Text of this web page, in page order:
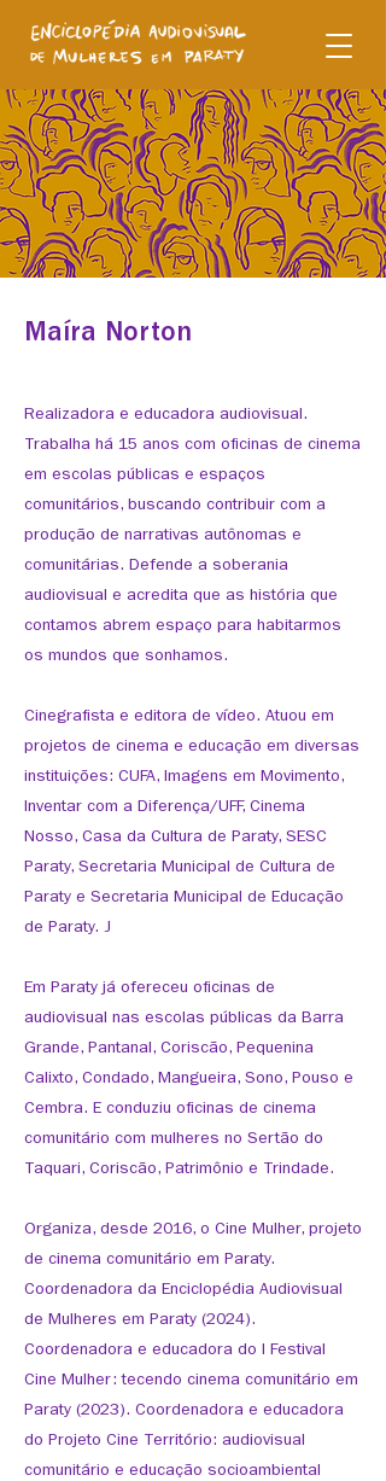
Maíra Norton
Realizadora e educadora audiovisual.
Trabalha há 15 anos com oficinas de cinema
em escolas públicas e espaços
comunitários, buscando contribuir com a
produção de narrativas autônomas e
comunitárias. Defende a soberania
audiovisual e acredita que as história que
contamos abrem espaço para habitarmos
os mundos que sonhamos.
Cinegrafista e editora de vídeo. Atuou em
projetos de cinema e educação em diversas
instituições: CUFA, Imagens em Movimento,
Inventar com a Diferença/UFF, Cinema
Nosso, Casa da Cultura de Paraty, SESC
Paraty, Secretaria Municipal de Cultura de
Paraty e Secretaria Municipal de Educação
de Paraty. J
Em Paraty já ofereceu oficinas de
audiovisual nas escolas públicas da Barra
Grande, Pantanal, Coriscão, Pequenina
Calixto, Condado, Mangueira, Sono, Pouso e
Cembra. E conduziu oficinas de cinema
comunitário com mulheres no Sertão do
Taquari, Coriscão, Patrimônio e Trindade.
Organiza, desde 2016, o Cine Mulher, projeto
de cinema comunitário em Paraty.
Coordenadora da Enciclopédia Audiovisual
de Mulheres em Paraty (2024).
Coordenadora e educadora do I Festival
Cine Mulher: tecendo cinema comunitário em
Paraty (2023). Coordenadora e educadora
do Projeto Cine Território: audiovisual
comunitário e educação socioambiental